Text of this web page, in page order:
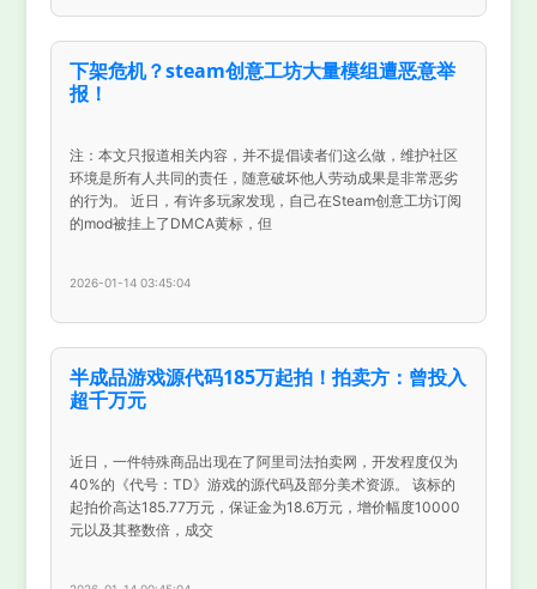
下架危机？steam创意工坊大量模组遭恶意举
报！
注：本文只报道相关内容，并不提倡读者们这么做，维护社区
环境是所有人共同的责任，随意破坏他人劳动成果是非常恶劣
的行为。 近日，有许多玩家发现，自己在Steam创意工坊订阅
的mod被挂上了DMCA黄标，但
2026-01-14 03:45:04
半成品游戏源代码185万起拍！拍卖方：曾投入
超千万元
近日，一件特殊商品出现在了阿里司法拍卖网，开发程度仅为
40%的《代号：TD》游戏的源代码及部分美术资源。 该标的
起拍价高达185.77万元，保证金为18.6万元，增价幅度10000
元以及其整数倍，成交